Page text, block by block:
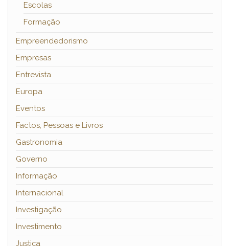
Escolas
Formação
Empreendedorismo
Empresas
Entrevista
Europa
Eventos
Factos, Pessoas e Livros
Gastronomia
Governo
Informação
Internacional
Investigação
Investimento
Justiça